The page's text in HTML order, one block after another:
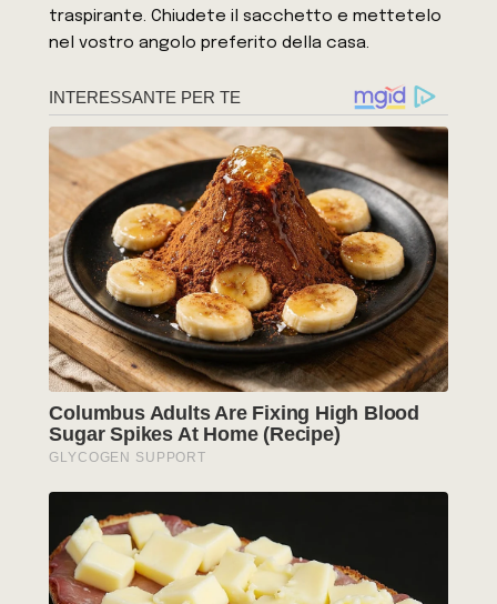
traspirante. Chiudete il sacchetto e mettetelo
nel vostro angolo preferito della casa.